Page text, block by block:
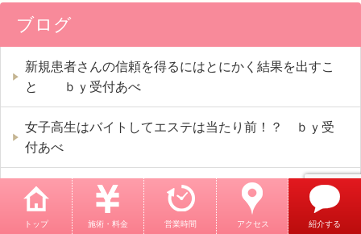
トップ 施術・料金 営業時間 アクセス 紹介する
ブログ
新規患者さんの信頼を得るにはとにかく結果を出すこ
と ｂｙ受付あべ
女子高生はバイトしてエステは当たり前！？ ｂｙ受
付あべ
本気で治したい人は遠い近いは関係ない！？by受付
あべ